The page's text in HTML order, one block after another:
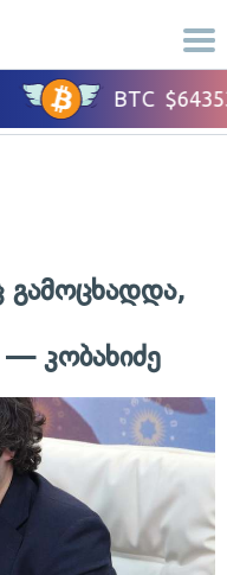
კობახიძე